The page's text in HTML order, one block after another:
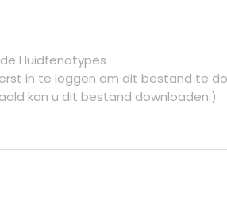
Huidfenotypes
in te loggen om dit bestand te
kan u dit bestand downloaden.)